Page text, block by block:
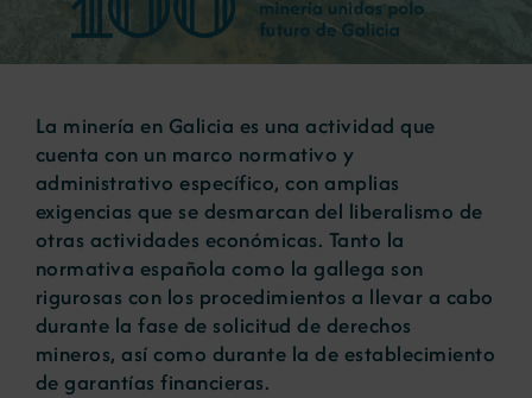
Noticias
Portal de empleo
Contacto
La minería en Galicia es una actividad que
cuenta con un marco normativo y
administrativo específico, con amplias
exigencias que se desmarcan del liberalismo de
otras actividades económicas. Tanto la
normativa española como la gallega son
rigurosas con los procedimientos a llevar a cabo
durante la fase de solicitud de derechos
mineros, así como durante la de establecimiento
de garantías financieras.